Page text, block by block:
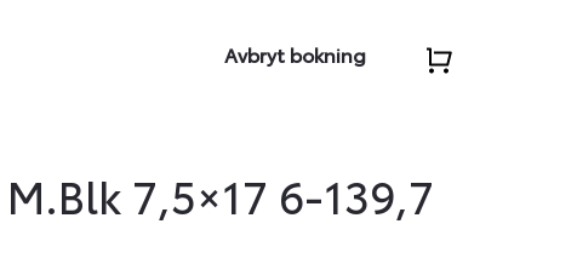
Avbryt bokning
7,5×17 6-139,7